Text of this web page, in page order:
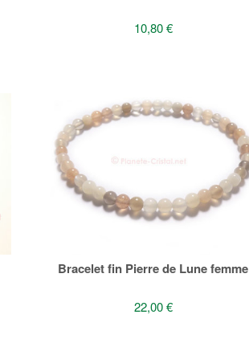
10,80 €
Bracelet fin Pierre de Lune femme
22,00 €